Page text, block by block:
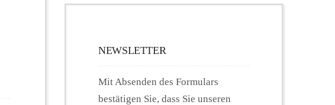
NEWSLETTER
Mit Absenden des Formulars
bestätigen Sie, dass Sie unseren